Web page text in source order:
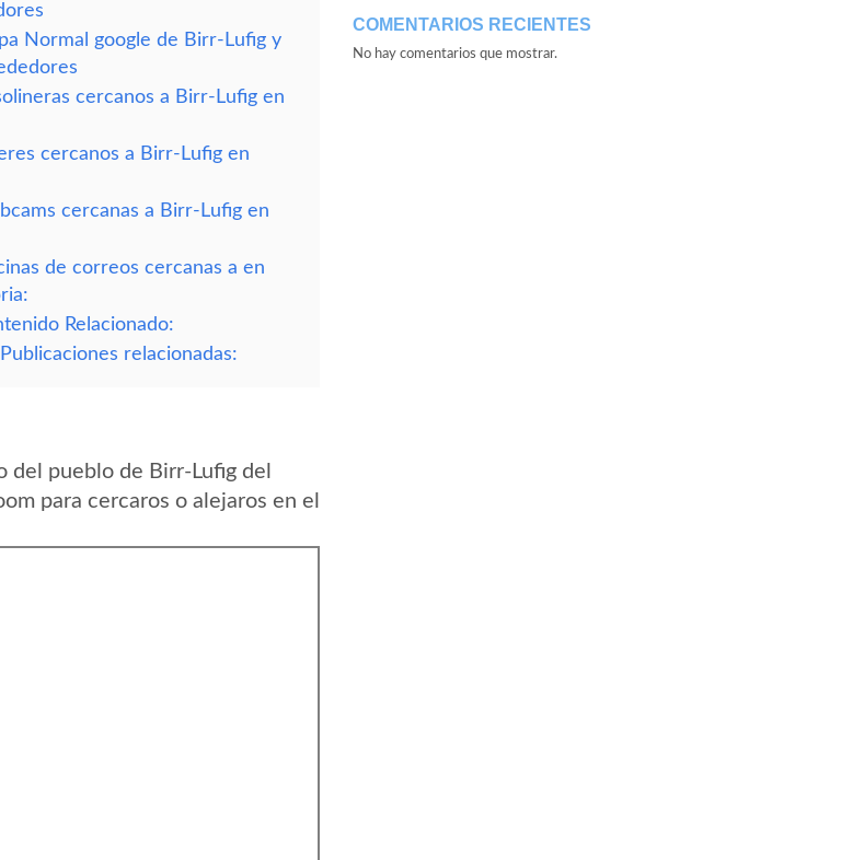
Normal google de Birr-Lufig y
cercanos a Birr-Lufig en
cercanos a Birr-Lufig en
cercanas a Birr-Lufig en
de correos cercanas a en
Relacionado:
Publicaciones relacionadas:
pueblo de Birr-Lufig del
para cercaros o alejaros en el
COMENTARIOS RECIENTES
No hay comentarios que mostrar.